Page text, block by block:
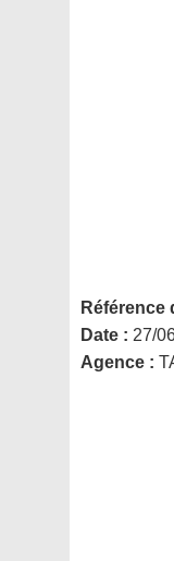
Référence
Date : 27/
Agence :